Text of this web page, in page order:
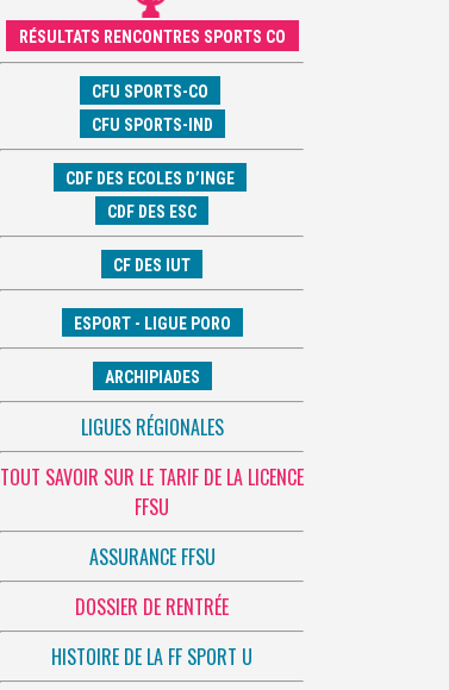
RÉSULTATS RENCONTRES SPORTS CO
CFU SPORTS-CO
CFU SPORTS-IND
CDF DES ECOLES D’INGE
CDF DES ESC
CF DES IUT
ESPORT - LIGUE PORO
ARCHIPIADES
LIGUES RÉGIONALES
TOUT SAVOIR SUR LE TARIF DE LA LICENCE
FFSU
ASSURANCE FFSU
DOSSIER DE RENTRÉE
HISTOIRE DE LA FF SPORT U